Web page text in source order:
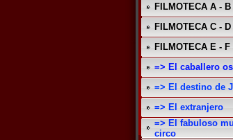
FILMOTECA A - B
FILMOTECA C - D
FILMOTECA E - F
=> El caballero
=> El destino de
=> El extranjero
=> El fabuloso
circo